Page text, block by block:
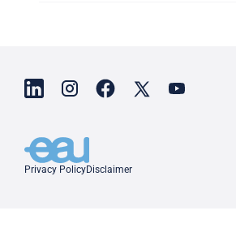
Privacy PolicyDisclaimer